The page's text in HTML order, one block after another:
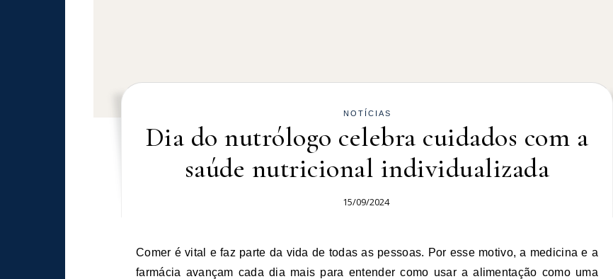
NOTÍCIAS
Dia do nutrólogo celebra cuidados com a
saúde nutricional individualizada
15/09/2024
Comer é vital e faz parte da vida de todas as pessoas. Por esse motivo, a medicina e a
farmácia avançam cada dia mais para entender como usar a alimentação como uma